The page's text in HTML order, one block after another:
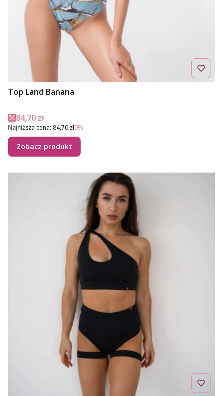
Top Land Banana
Cena promocyjna
84,70 zł
Najniższa cena: 84,70 zł0%
Zobacz produkt